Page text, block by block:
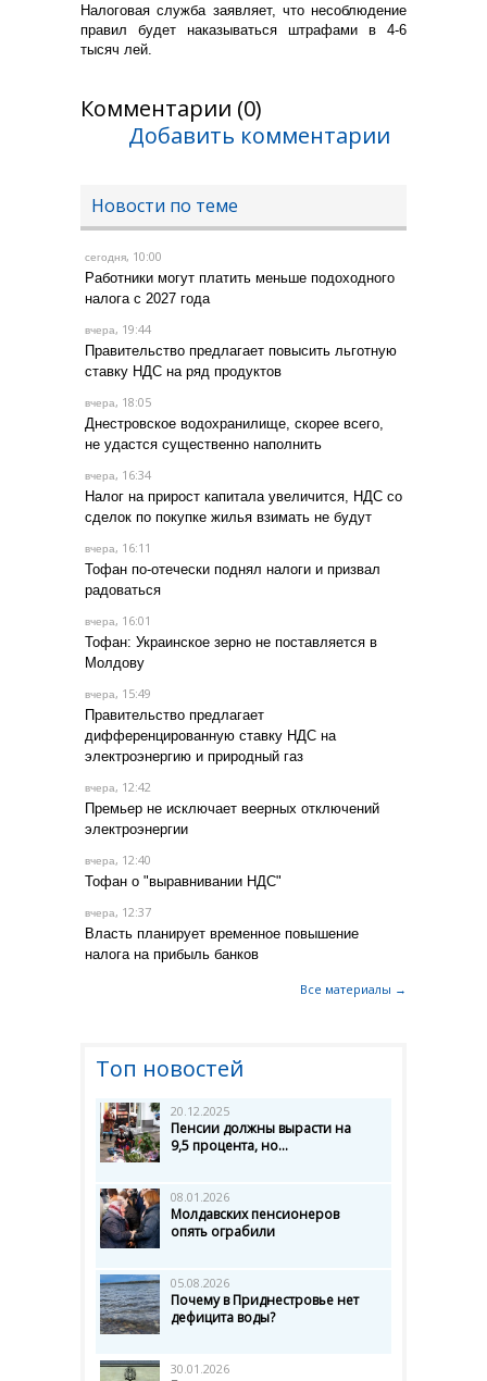
Налоговая служба заявляет, что несоблюдение
правил будет наказываться штрафами в 4-6
тысяч лей.
Комментарии (0)
Добавить комментарии
Новости по теме
сегодня, 10:00
Работники могут платить меньше подоходного
налога с 2027 года
вчера, 19:44
Правительство предлагает повысить льготную
ставку НДС на ряд продуктов
вчера, 18:05
Днестровское водохранилище, скорее всего,
не удастся существенно наполнить
вчера, 16:34
Налог на прирост капитала увеличится, НДС со
сделок по покупке жилья взимать не будут
вчера, 16:11
Тофан по-отечески поднял налоги и призвал
радоваться
вчера, 16:01
Тофан: Украинское зерно не поставляется в
Молдову
вчера, 15:49
Правительство предлагает
дифференцированную ставку НДС на
электроэнергию и природный газ
вчера, 12:42
Премьер не исключает веерных отключений
электроэнергии
вчера, 12:40
Тофан о "выравнивании НДС"
вчера, 12:37
Власть планирует временное повышение
налога на прибыль банков
Все материалы →
Топ новостей
20.12.2025
Пенсии должны вырасти на
9,5 процента, но...
08.01.2026
Молдавских пенсионеров
опять ограбили
05.08.2026
Почему в Приднестровье нет
дефицита воды?
30.01.2026